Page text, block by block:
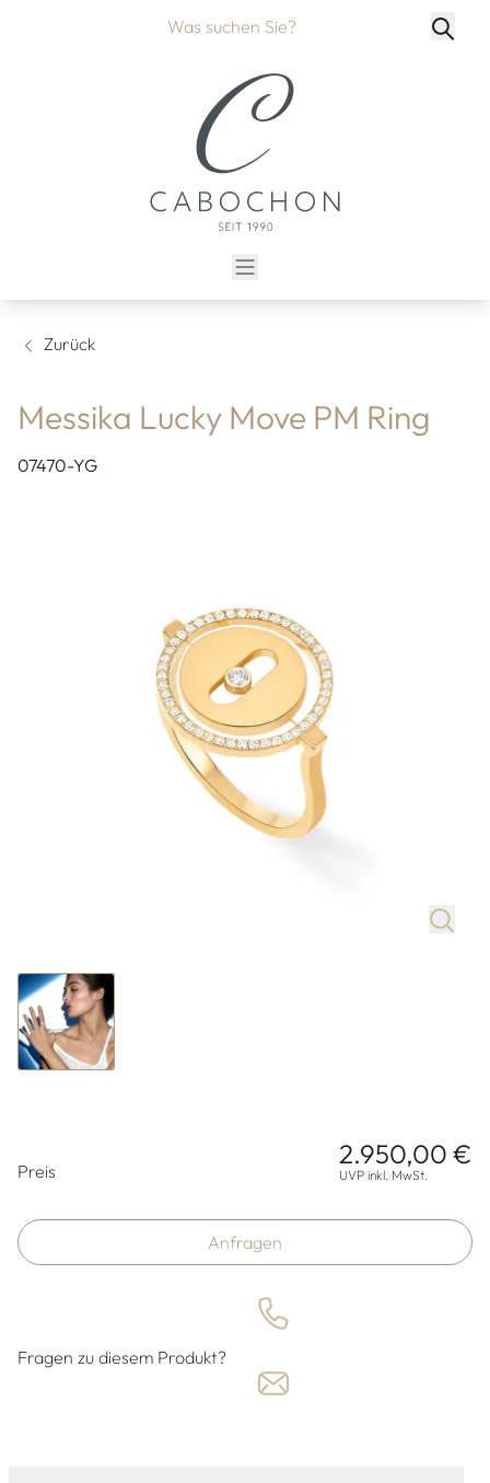
Zurück
Messika Lucky Move PM Ring
07470-YG
Preis
2.950,00 €
UVP inkl. MwSt.
Anfragen
Fragen zu diesem Produkt?